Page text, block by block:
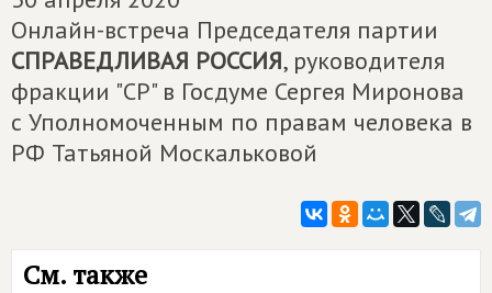
Онлайн-встреча Председателя партии
СПРАВЕДЛИВАЯ РОССИЯ, руководителя
фракции "СР" в Госдуме Сергея Миронова
с Уполномоченным по правам человека в
РФ Татьяной Москальковой
См. также